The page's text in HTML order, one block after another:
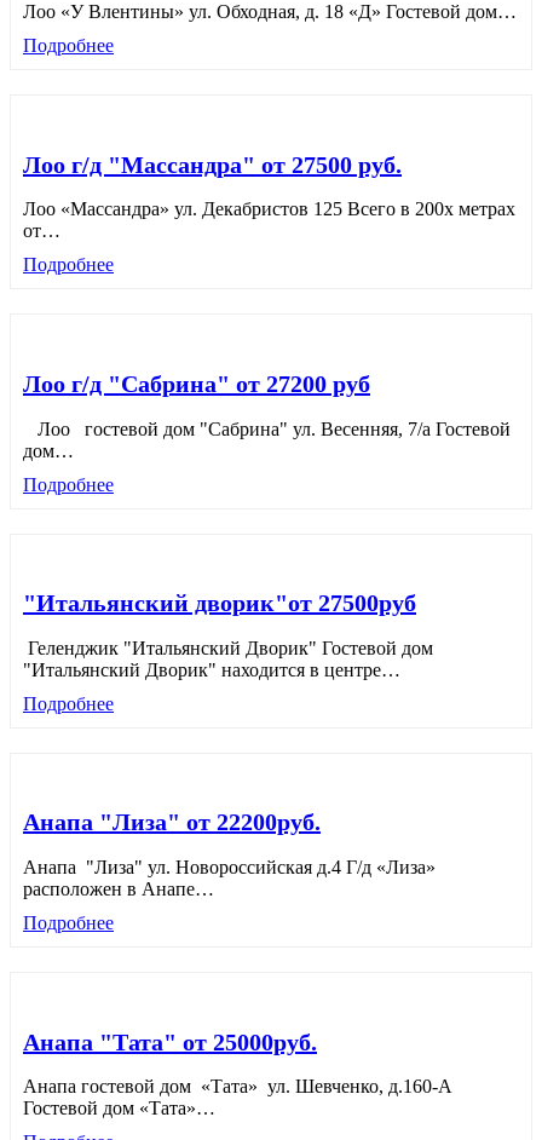
Лоо «У Влентины» ул. Обходная, д. 18 «Д» Гостевой дом…
Подробнее
Лоо г/д "Массандра" от 27500 руб.
Лоо «Массандра» ул. Декабристов 125 Всего в 200х метрах
от…
Подробнее
Лоо г/д "Сабрина" от 27200 руб
Лоо гостевой дом "Сабрина" ул. Весенняя, 7/а Гостевой
дом…
Подробнее
"Итальянский дворик"от 27500руб
Геленджик "Итальянский Дворик" Гостевой дом
"Итальянский Дворик" находится в центре…
Подробнее
Анапа "Лиза" от 22200руб.
Анапа "Лиза" ул. Новороссийская д.4 Г/д «Лиза»
расположен в Анапе…
Подробнее
Анапа "Тата" от 25000руб.
Анапа гостевой дом «Тата» ул. Шевченко, д.160-А
Гостевой дом «Тата»…